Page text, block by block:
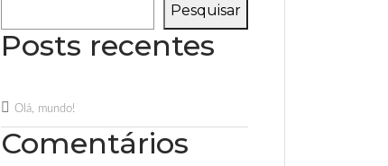
Pesquisar
Posts recentes
Olá, mundo!
Comentários